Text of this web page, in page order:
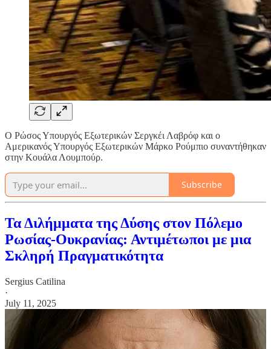
Ο Ρώσος Υπουργός Εξωτερικών Σεργκέι Λαβρόφ και ο
Αμερικανός Υπουργός Εξωτερικών Μάρκο Ρούμπιο συναντήθηκαν
στην Κουάλα Λουμπούρ.
Subscribe
Τα Διλήμματα της Δύσης στον Πόλεμο
Ρωσίας-Ουκρανίας: Αντιμέτωποι με μια
Σκληρή Πραγματικότητα
Sergius Catilina
·
July 11, 2025